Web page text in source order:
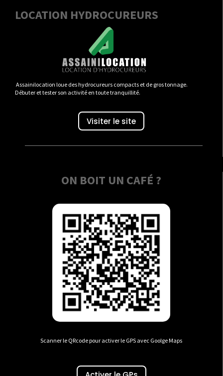
LOCATION HYDROCUREURS
Assainilocation loue des hydrocureurs compacts et de gros tonnage.
Débuter et tester son activité en toute tranquillité.
Visiter le site
ON BOIT UN CAFÉ ?
Scanner le QRcode pour activer le GPS avec Goolge Maps